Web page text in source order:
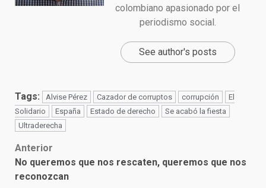
colombiano apasionado por el
periodismo social.
See author's posts
Tags: Alvise Pérez Cazador de corruptos corrupción
El
Solidario
España Estado de derecho
Se acabó la fiesta
Ultraderecha
Post
navigation
Anterior
No queremos que nos rescaten, queremos que nos
reconozcan